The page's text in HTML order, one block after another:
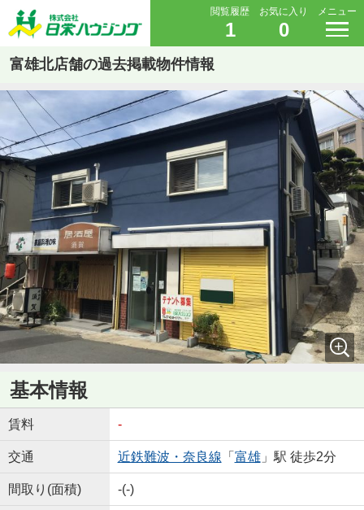
閲覧履歴
1
お気に入り
0
メニュー
富雄北店舗の過去掲載物件情報
基本情報
賃料 -
交通 近鉄難波・奈良線 「 富雄」駅 徒歩2分
間取り(面積) -(-)